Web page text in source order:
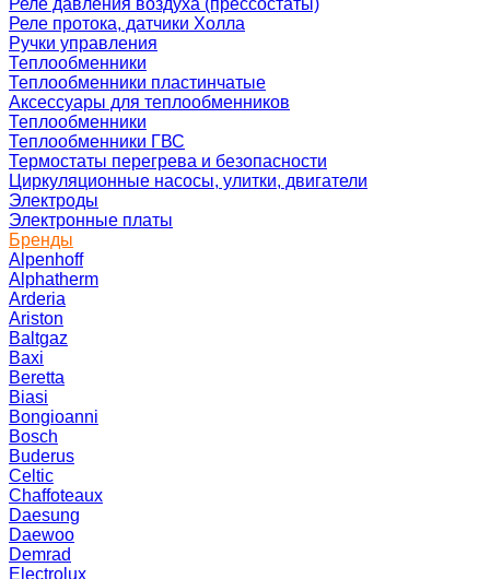
Реле давления воздуха (прессостаты)
Реле протока, датчики Холла
Ручки управления
Теплообменники
Теплообменники пластинчатые
Аксессуары для теплообменников
Теплообменники
Теплообменники ГВС
Термостаты перегрева и безопасности
Циркуляционные насосы, улитки, двигатели
Электроды
Электронные платы
Бренды
Alpenhoff
Alphatherm
Arderia
Ariston
Baltgaz
Baxi
Beretta
Biasi
Bongioanni
Bosch
Buderus
Celtic
Chaffoteaux
Daesung
Daewoo
Demrad
Electrolux